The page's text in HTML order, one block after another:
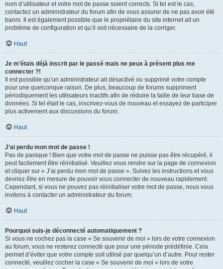
nom d’utilisateur et votre mot de passe soient corrects. Si tel est le cas,
contactez un administrateur du forum afin de vous assurer de ne pas avoir été
banni. Il est également possible que le propriétaire du site internet ait un
problème de configuration et qu’il soit nécessaire de la corriger.
Haut
Je m’étais déjà inscrit par le passé mais ne peux à présent plus me
connecter ?!
Il est possible qu’un administrateur ait désactivé ou supprimé votre compte
pour une quelconque raison. De plus, beaucoup de forums suppriment
périodiquement les utilisateurs inactifs afin de réduire la taille de leur base de
données. Si tel était le cas, inscrivez-vous de nouveau et essayez de participer
plus activement aux discussions du forum.
Haut
J’ai perdu mon mot de passe !
Pas de panique ! Bien que votre mot de passe ne puisse pas être récupéré, il
peut facilement être réinitialisé. Veuillez vous rendre sur la page de connexion
et cliquer sur « J’ai perdu mon mot de passe ». Suivez les instructions et vous
devriez être en mesure de pouvoir vous connecter de nouveau rapidement.
Cependant, si vous ne pouvez pas réinitialiser votre mot de passe, nous vous
invitons à contacter un administrateur du forum.
Haut
Pourquoi suis-je déconnecté automatiquement ?
Si vous ne cochez pas la case « Se souvenir de moi » lors de votre connexion
au forum, vous ne resterez connecté que pour une période prédéfinie. Cela
permet d’éviter que votre compte soit utilisé par quelqu’un d’autre. Pour rester
connecté, veuillez cocher la case « Se souvenir de moi » lors de votre